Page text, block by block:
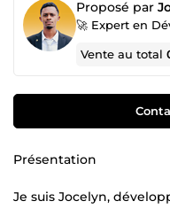
Proposé par
Vente au total
Présentation
Je suis Jocelyn,